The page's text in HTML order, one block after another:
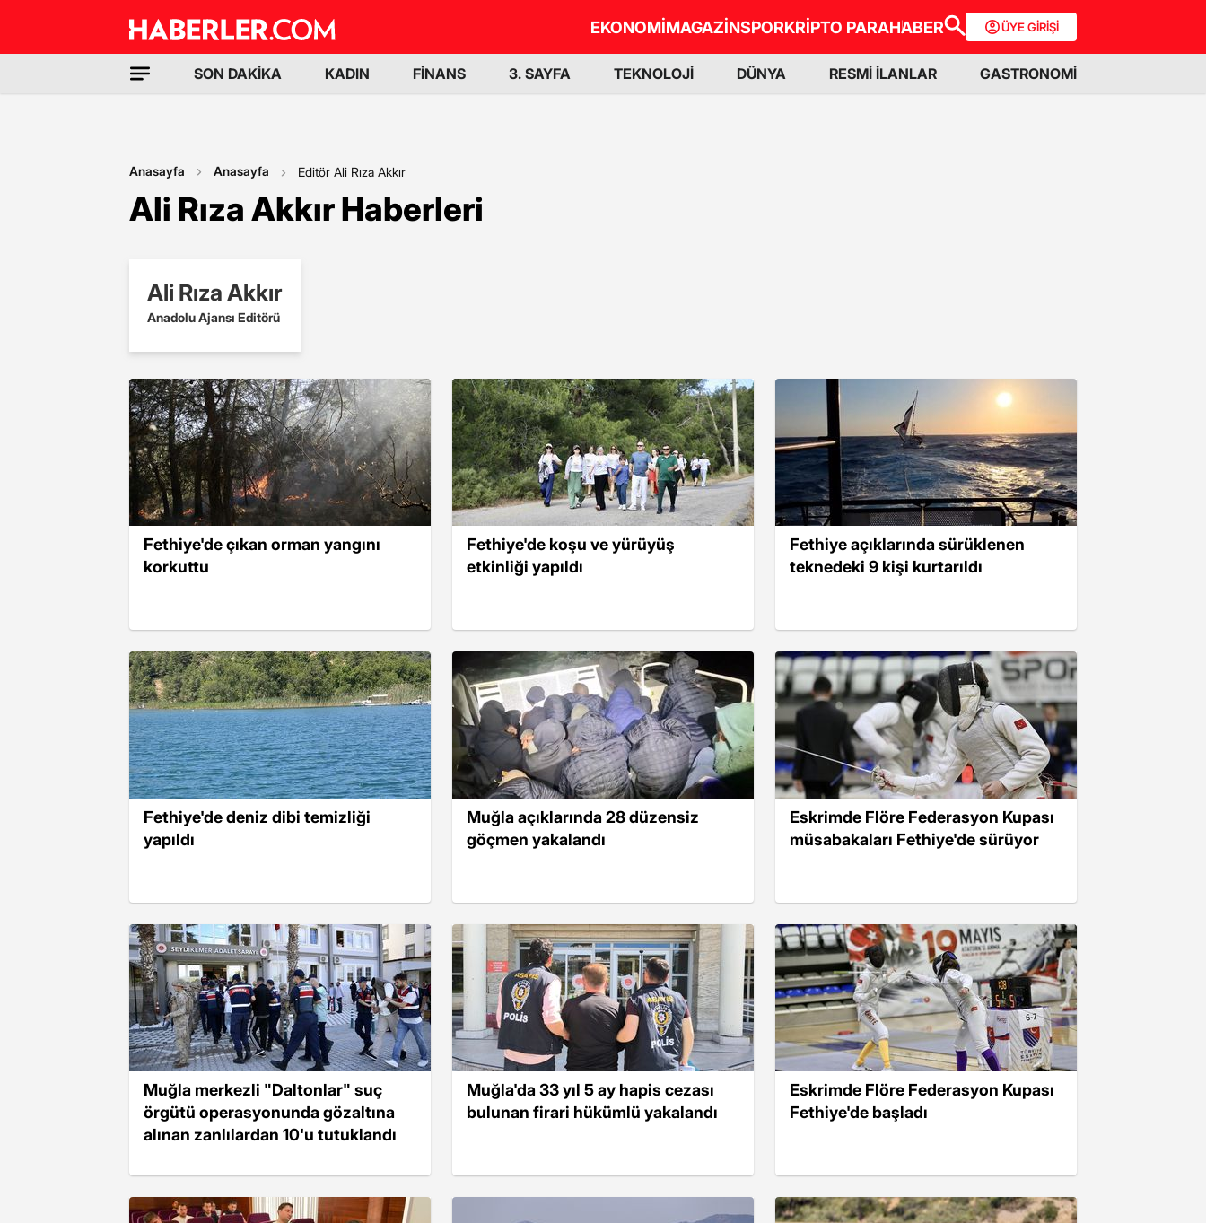
EKONOMİMAGAZİNSPORKRİPTO PARAHABER ÜYE GİRİŞİ
SON DAKİKA KADIN FİNANS 3. SAYFA TEKNOLOJİ DÜNYA RESMİ İLANLAR GASTRONOMİ
Anasayfa Anasayfa Editör Ali Rıza Akkır
Ali Rıza Akkır Haberleri
Ali Rıza Akkır
Anadolu Ajansı Editörü
Fethiye'de çıkan orman yangını
korkuttu
Fethiye'de koşu ve yürüyüş
etkinliği yapıldı
Fethiye açıklarında sürüklenen
teknedeki 9 kişi kurtarıldı
Fethiye'de deniz dibi temizliği
yapıldı
Muğla açıklarında 28 düzensiz
göçmen yakalandı
Eskrimde Flöre Federasyon Kupası
müsabakaları Fethiye'de sürüyor
Muğla merkezli "Daltonlar" suç
örgütü operasyonunda gözaltına
alınan zanlılardan 10'u tutuklandı
Muğla'da 33 yıl 5 ay hapis cezası
bulunan firari hükümlü yakalandı
Eskrimde Flöre Federasyon Kupası
Fethiye'de başladı